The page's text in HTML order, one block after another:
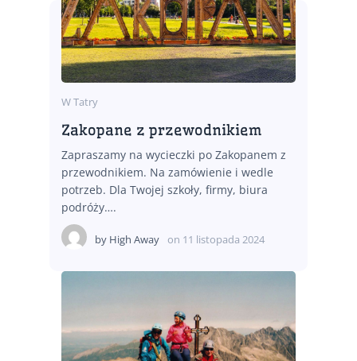
W Tatry
Zakopane z przewodnikiem
Zapraszamy na wycieczki po Zakopanem z
przewodnikiem. Na zamówienie i wedle
potrzeb. Dla Twojej szkoły, firmy, biura
podróży….
by High Away on 11 listopada 2024